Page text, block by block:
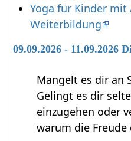
Yoga für Kinder mit
Weiterbildung
09.09.2026 - 11.09.2026
Mangelt es dir an
Gelingt es dir
einzugehen oder
warum die